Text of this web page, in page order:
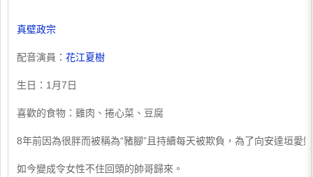
真壁政宗
配音演員： 花江夏樹
生日：1月7日
喜歡的食物：雞肉、捲心菜、豆腐
8年前因為很胖而被稱為“豬腳”且持續每天被欺負，為了向安達垣愛
如今變成令女性不住回頭的帥哥歸來。